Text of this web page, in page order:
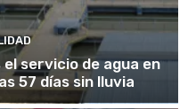
servicio de agua en
57 días sin lluvia